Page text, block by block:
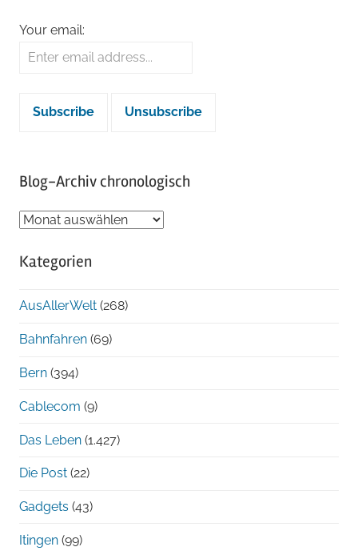
Your email:
Blog-Archiv chronologisch
Blog-
chronologisch
Kategorien
AusAllerWelt (268)
Bahnfahren (69)
Bern (394)
Cablecom (9)
Das Leben (1.427)
Die Post (22)
Gadgets (43)
Itingen (99)